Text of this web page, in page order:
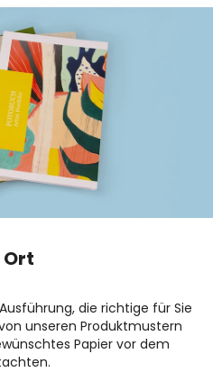
die richtige für Sie
unseren Produktmustern
Papier vor dem